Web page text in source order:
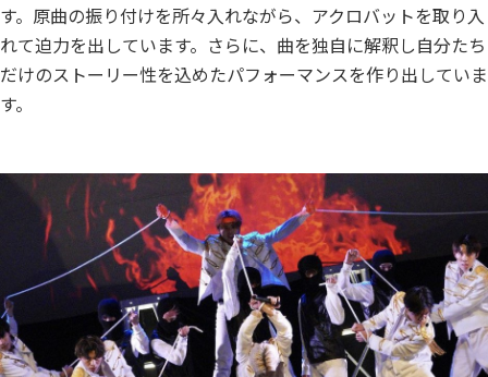
す。原曲の振り付けを所々入れながら、アクロバットを取り入
れて迫力を出しています。さらに、曲を独自に解釈し自分たち
だけのストーリー性を込めたパフォーマンスを作り出していま
す。